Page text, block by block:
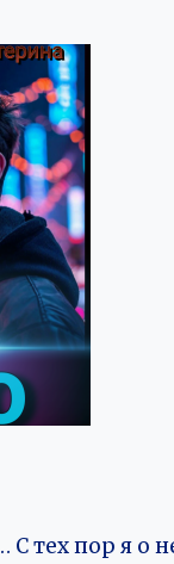
С тех пор я о